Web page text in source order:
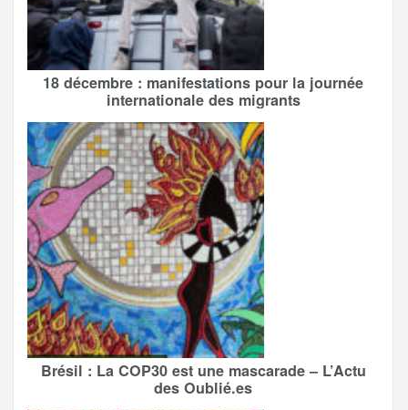
18 décembre : manifestations pour la journée
internationale des migrants
Brésil : La COP30 est une mascarade – L’Actu
des Oublié.es